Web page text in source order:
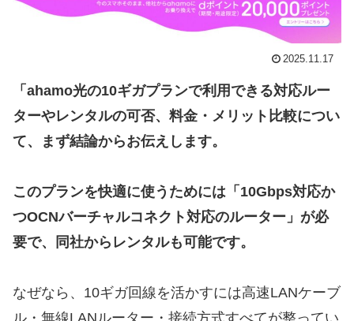
2025.11.17
「ahamo光の10ギガプランで利用できる対応ルー
ターやレンタルの可否、料金・メリット比較につい
て、まず結論からお伝えします。
このプランを快適に使うためには「10Gbps対応か
つOCNバーチャルコネクト対応のルーター」が必
要で、同社からレンタルも可能です。
なぜなら、10ギガ回線を活かすには高速LANケーブ